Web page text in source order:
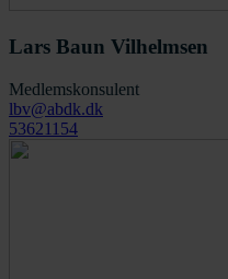
Lars Baun Vilhelmsen
Medlemskonsulent
lbv@abdk.dk
53621154